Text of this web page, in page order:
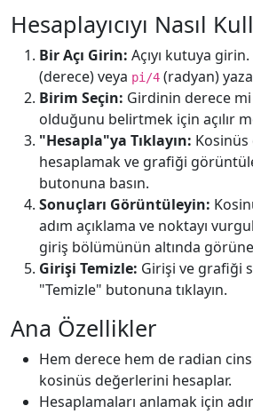
Hesaplayıcıyı Nasıl
Bir Açı Girin: Açıyı kutuya
(derece) veya pi/4 (radyan)
Birim Seçin: Girdinin derece
olduğunu belirtmek için açılır
"Hesapla"ya Tıklayın:
hesaplamak ve grafiği
butonuna basın.
Sonuçları Görüntüleyin:
adım açıklama ve noktayı
giriş bölümünün altında
Girişi Temizle: Girişi ve grafiği
"Temizle" butonuna tıklayın.
Ana Özellikler
Hem derece hem de radian
kosinüs değerlerini hesaplar.
Hesaplamaları anlamak için